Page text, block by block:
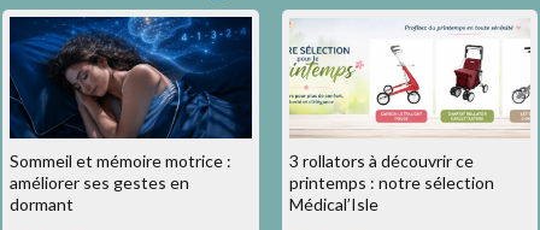
Sommeil et mémoire motrice :
améliorer ses gestes en
dormant
3 rollators à découvrir ce
printemps : notre sélection
Médical’Isle